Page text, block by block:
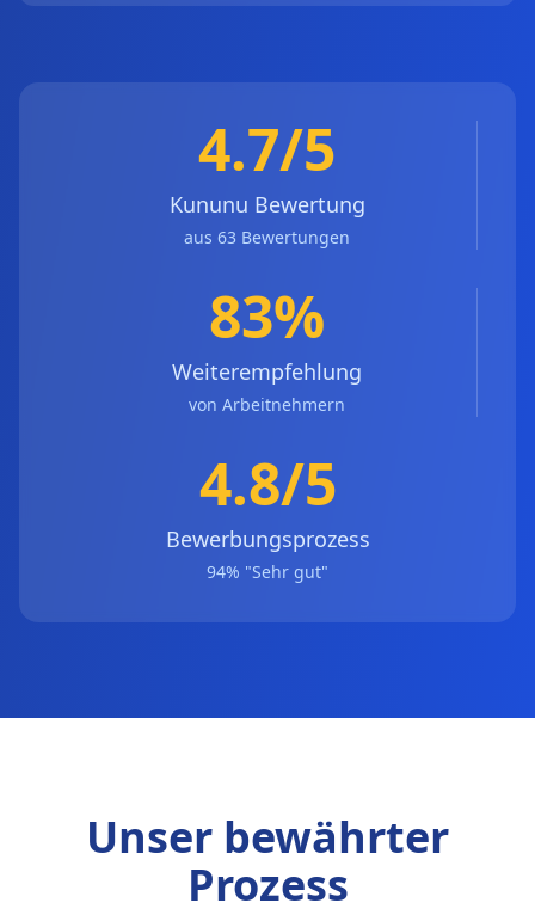
4.7/5
Kununu Bewertung
aus 63 Bewertungen
83%
Weiterempfehlung
von Arbeitnehmern
4.8/5
Bewerbungsprozess
94% "Sehr gut"
Unser bewährter
Prozess